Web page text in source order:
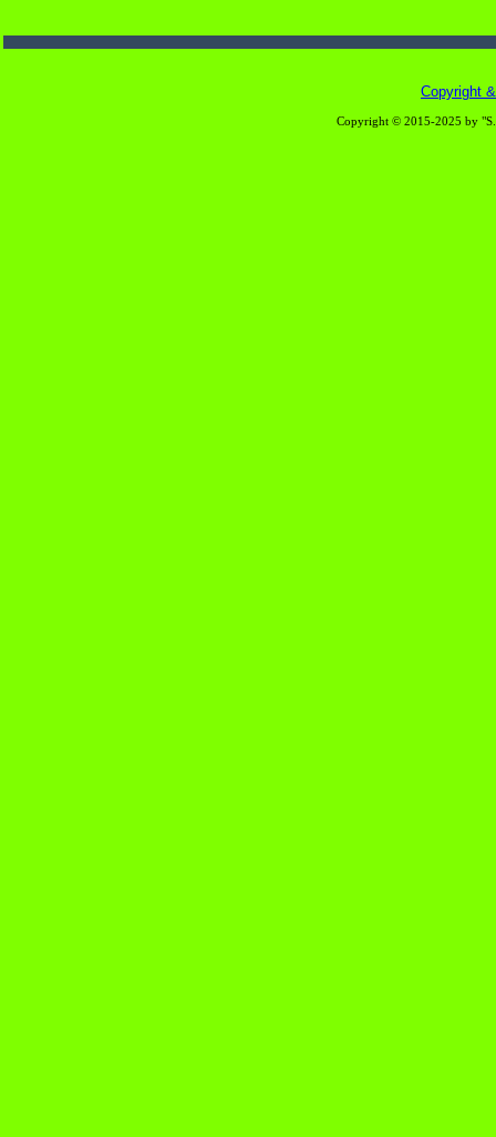
Copyright
Copyright © 2015-2025 by